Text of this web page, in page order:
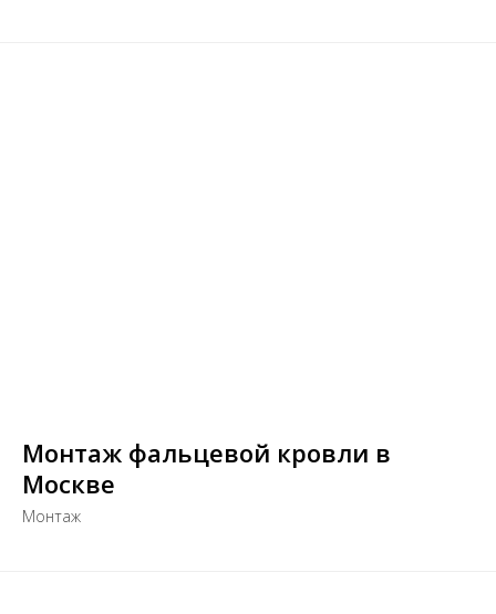
Монтаж фальцевой кровли в
Москве
Монтаж